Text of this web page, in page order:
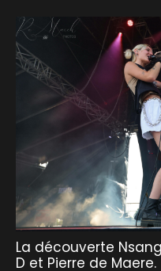
La découverte
D et Pierre de Maere.